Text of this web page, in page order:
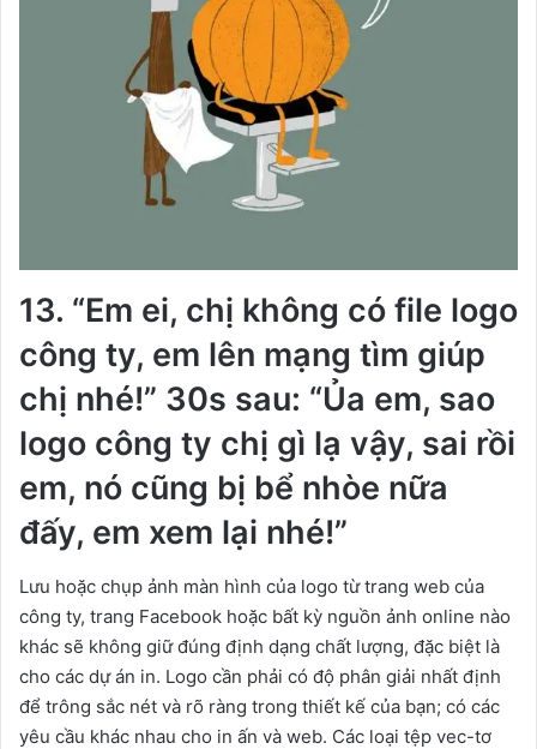
13. “Em ei, chị không có file logo
công ty, em lên mạng tìm giúp
chị nhé!” 30s sau: “Ủa em, sao
logo công ty chị gì lạ vậy, sai rồi
em, nó cũng bị bể nhòe nữa
đấy, em xem lại nhé!”
Lưu hoặc chụp ảnh màn hình của logo từ trang web của
công ty, trang Facebook hoặc bất kỳ nguồn ảnh online nào
khác sẽ không giữ đúng định dạng chất lượng, đặc biệt là
cho các dự án in. Logo cần phải có độ phân giải nhất định
để trông sắc nét và rõ ràng trong thiết kế của bạn; có các
yêu cầu khác nhau cho in ấn và web. Các loại tệp vec-tơ